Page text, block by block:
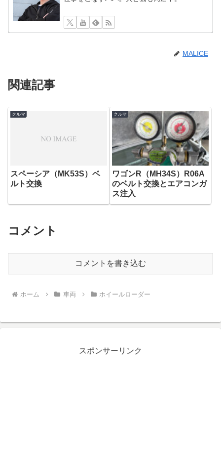
MALICE
関連記事
クルマ
スペーシア（MK53S）ベ
ルト交換
クルマ
ワゴンR（MH34S）R06A
のベルト交換とエアコンガ
ス注入
コメント
コメントを書き込む
ホーム 車両 ホイールローダー
スポンサーリンク